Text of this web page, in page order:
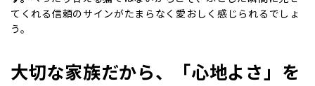
てくれる信頼のサインがたまらなく愛おしく感じられるでしょ
う。
大切な家族だから、「心地よさ」を